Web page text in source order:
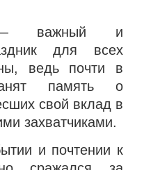
важный и
для всех
ведь почти в
память о
свой вклад в
захватчиками.
и почтении к